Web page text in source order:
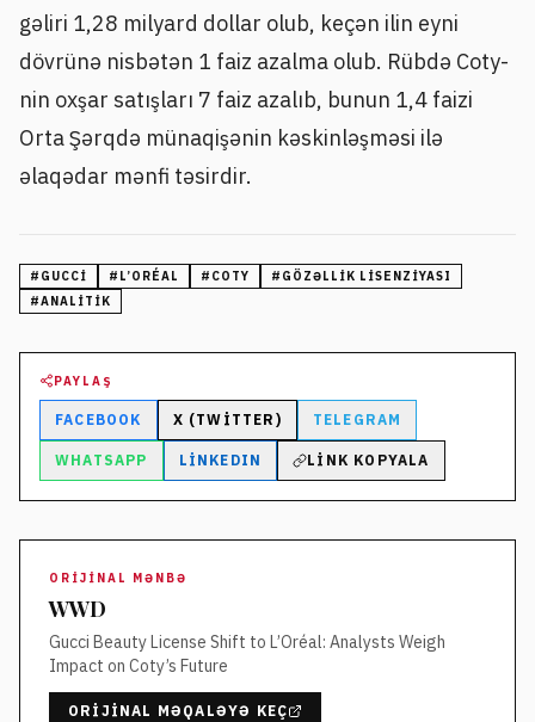
gəliri 1,28 milyard dollar olub, keçən ilin eyni
dövrünə nisbətən 1 faiz azalma olub. Rübdə Coty-
nin oxşar satışları 7 faiz azalıb, bunun 1,4 faizi
Orta Şərqdə münaqişənin kəskinləşməsi ilə
əlaqədar mənfi təsirdir.
# GUCCI # L’ORÉAL # COTY # GÖZƏLLIK LISENZIYASI
#ANALITIK
PAYLAŞ
FACEBOOK X (TWITTER) TELEGRAM
WHATSAPP LINKEDIN LINK KOPYALA
ORIJINAL MƏNBƏ
WWD
Gucci Beauty License Shift to L’Oréal: Analysts Weigh
Impact on Coty’s Future
ORIJINAL MƏQALƏYƏ KEÇ